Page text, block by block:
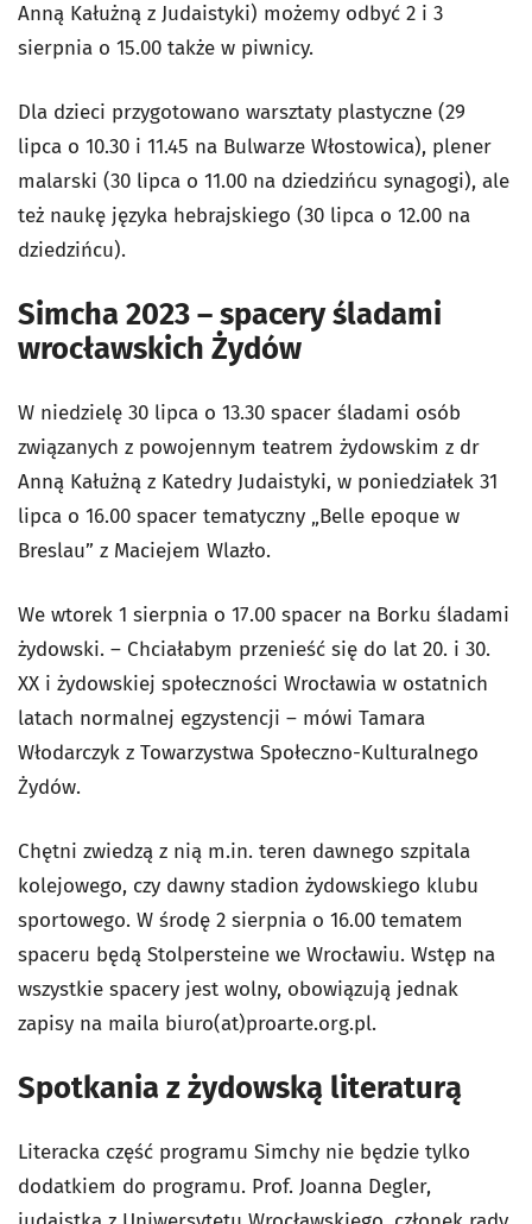
Anną Kałużną z Judaistyki) możemy odbyć 2 i 3
sierpnia o 15.00 także w piwnicy.
Dla dzieci przygotowano warsztaty plastyczne (29
lipca o 10.30 i 11.45 na Bulwarze Włostowica), plener
malarski (30 lipca o 11.00 na dziedzińcu synagogi), ale
też naukę języka hebrajskiego (30 lipca o 12.00 na
dziedzińcu).
Simcha 2023 – spacery śladami
wrocławskich Żydów
W niedzielę 30 lipca o 13.30 spacer śladami osób
związanych z powojennym teatrem żydowskim z dr
Anną Kałużną z Katedry Judaistyki, w poniedziałek 31
lipca o 16.00 spacer tematyczny „Belle epoque w
Breslau” z Maciejem Wlazło.
We wtorek 1 sierpnia o 17.00 spacer na Borku śladami
żydowski. – Chciałabym przenieść się do lat 20. i 30.
XX i żydowskiej społeczności Wrocławia w ostatnich
latach normalnej egzystencji – mówi Tamara
Włodarczyk z Towarzystwa Społeczno-Kulturalnego
Żydów.
Chętni zwiedzą z nią m.in. teren dawnego szpitala
kolejowego, czy dawny stadion żydowskiego klubu
sportowego. W środę 2 sierpnia o 16.00 tematem
spaceru będą Stolpersteine we Wrocławiu. Wstęp na
wszystkie spacery jest wolny, obowiązują jednak
zapisy na maila biuro(at)proarte.org.pl.
Spotkania z żydowską literaturą
Literacka część programu Simchy nie będzie tylko
dodatkiem do programu. Prof. Joanna Degler,